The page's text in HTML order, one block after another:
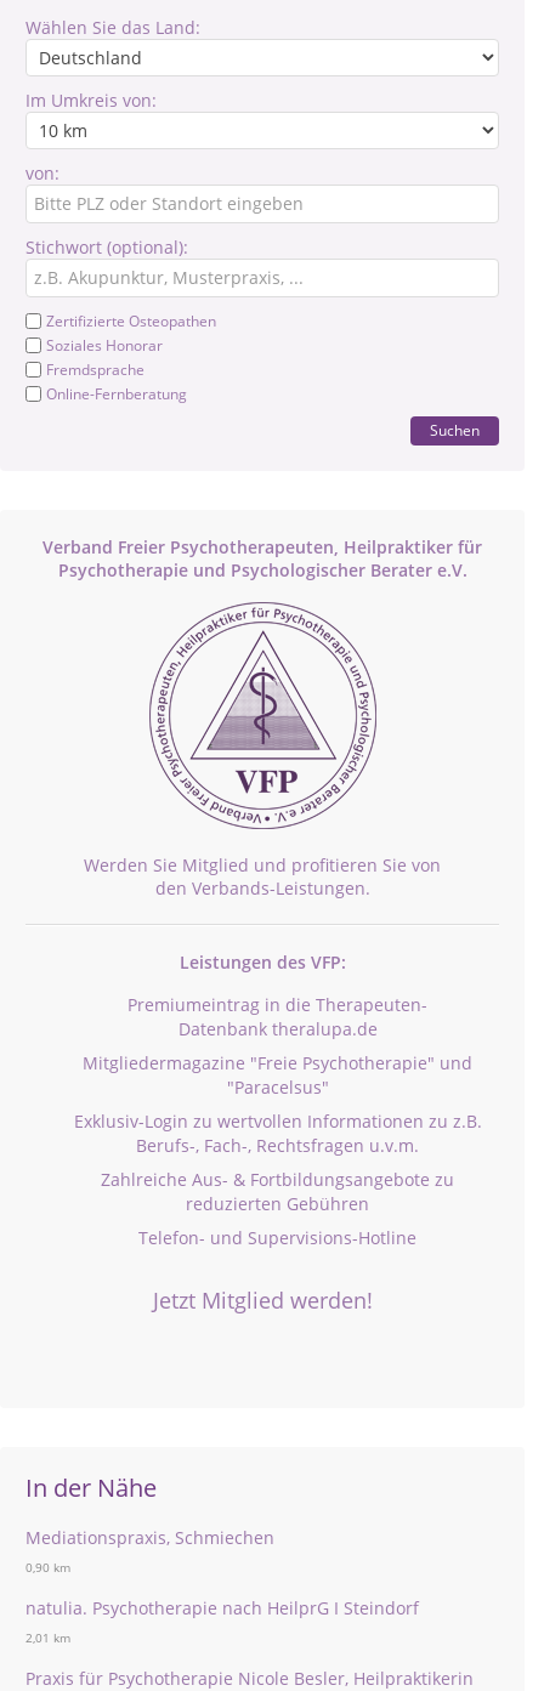
Wählen Sie das Land:
Im Umkreis von:
von:
Stichwort (optional):
Zertifizierte Osteopathen
Soziales Honorar
Fremdsprache
Online-Fernberatung
Suchen
Verband Freier Psychotherapeuten, Heilpraktiker für
Psychotherapie und Psychologischer Berater e.V.
Werden Sie Mitglied und profitieren Sie von
den Verbands-Leistungen.
Leistungen des VFP:
Premiumeintrag in die Therapeuten-
Datenbank theralupa.de
Mitgliedermagazine "Freie Psychotherapie" und
"Paracelsus"
Exklusiv-Login zu wertvollen Informationen zu z.B.
Berufs-, Fach-, Rechtsfragen u.v.m.
Zahlreiche Aus- & Fortbildungsangebote zu
reduzierten Gebühren
Telefon- und Supervisions-Hotline
Jetzt Mitglied werden!
In der Nähe
Mediationspraxis, Schmiechen
0,90 km
natulia. Psychotherapie nach HeilprG I Steindorf
2,01 km
Praxis für Psychotherapie Nicole Besler, Heilpraktikerin